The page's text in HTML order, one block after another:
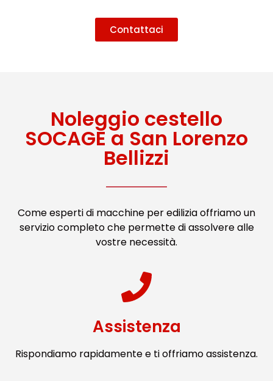
Contattaci
Noleggio cestello
SOCAGE a San Lorenzo
Bellizzi
Come esperti di macchine per edilizia offriamo un
servizio completo che permette di assolvere alle
vostre necessità.
Assistenza
Rispondiamo rapidamente e ti offriamo assistenza.